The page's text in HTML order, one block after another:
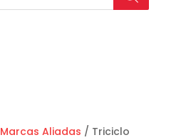
Marcas Aliadas / Triciclo